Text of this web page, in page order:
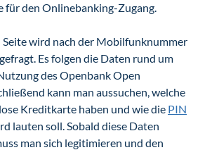
für den Onlinebanking-Zugang.
Seite wird nach der Mobilfunknummer
Es folgen die Daten rund um
des Openbank Open
kann man aussuchen, welche
Kreditkarte haben und wie die PIN
lauten soll. Sobald diese Daten
man sich legitimieren und den